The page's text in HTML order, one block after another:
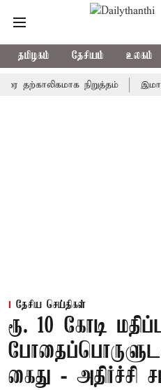
தமிழகம் தேசியம் உலகம்
நிறுத்தம்
தேசிய செய்திகள்
ரூ. 10 கோடி
கைது - அதிர்ச்சி